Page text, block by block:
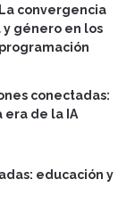
convergencia
género en los
conectadas:
era de la IA
educación y